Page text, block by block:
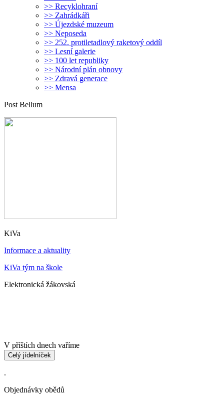
>> Recyklohraní
>> Zahrádkáři
>> Újezdské muzeum
>> Neposeda
>> 252. protiletadlový raketový oddíl
>> Lesní galerie
>> 100 let republiky
>> Národní plán obnovy
>> Zdravá generace
>> Mensa
Post Bellum
KiVa
Informace a aktuality
KiVa tým na škole
Elektronická žákovská
V příštích dnech vaříme
Celý jídelníček
.
Objednávky obědů